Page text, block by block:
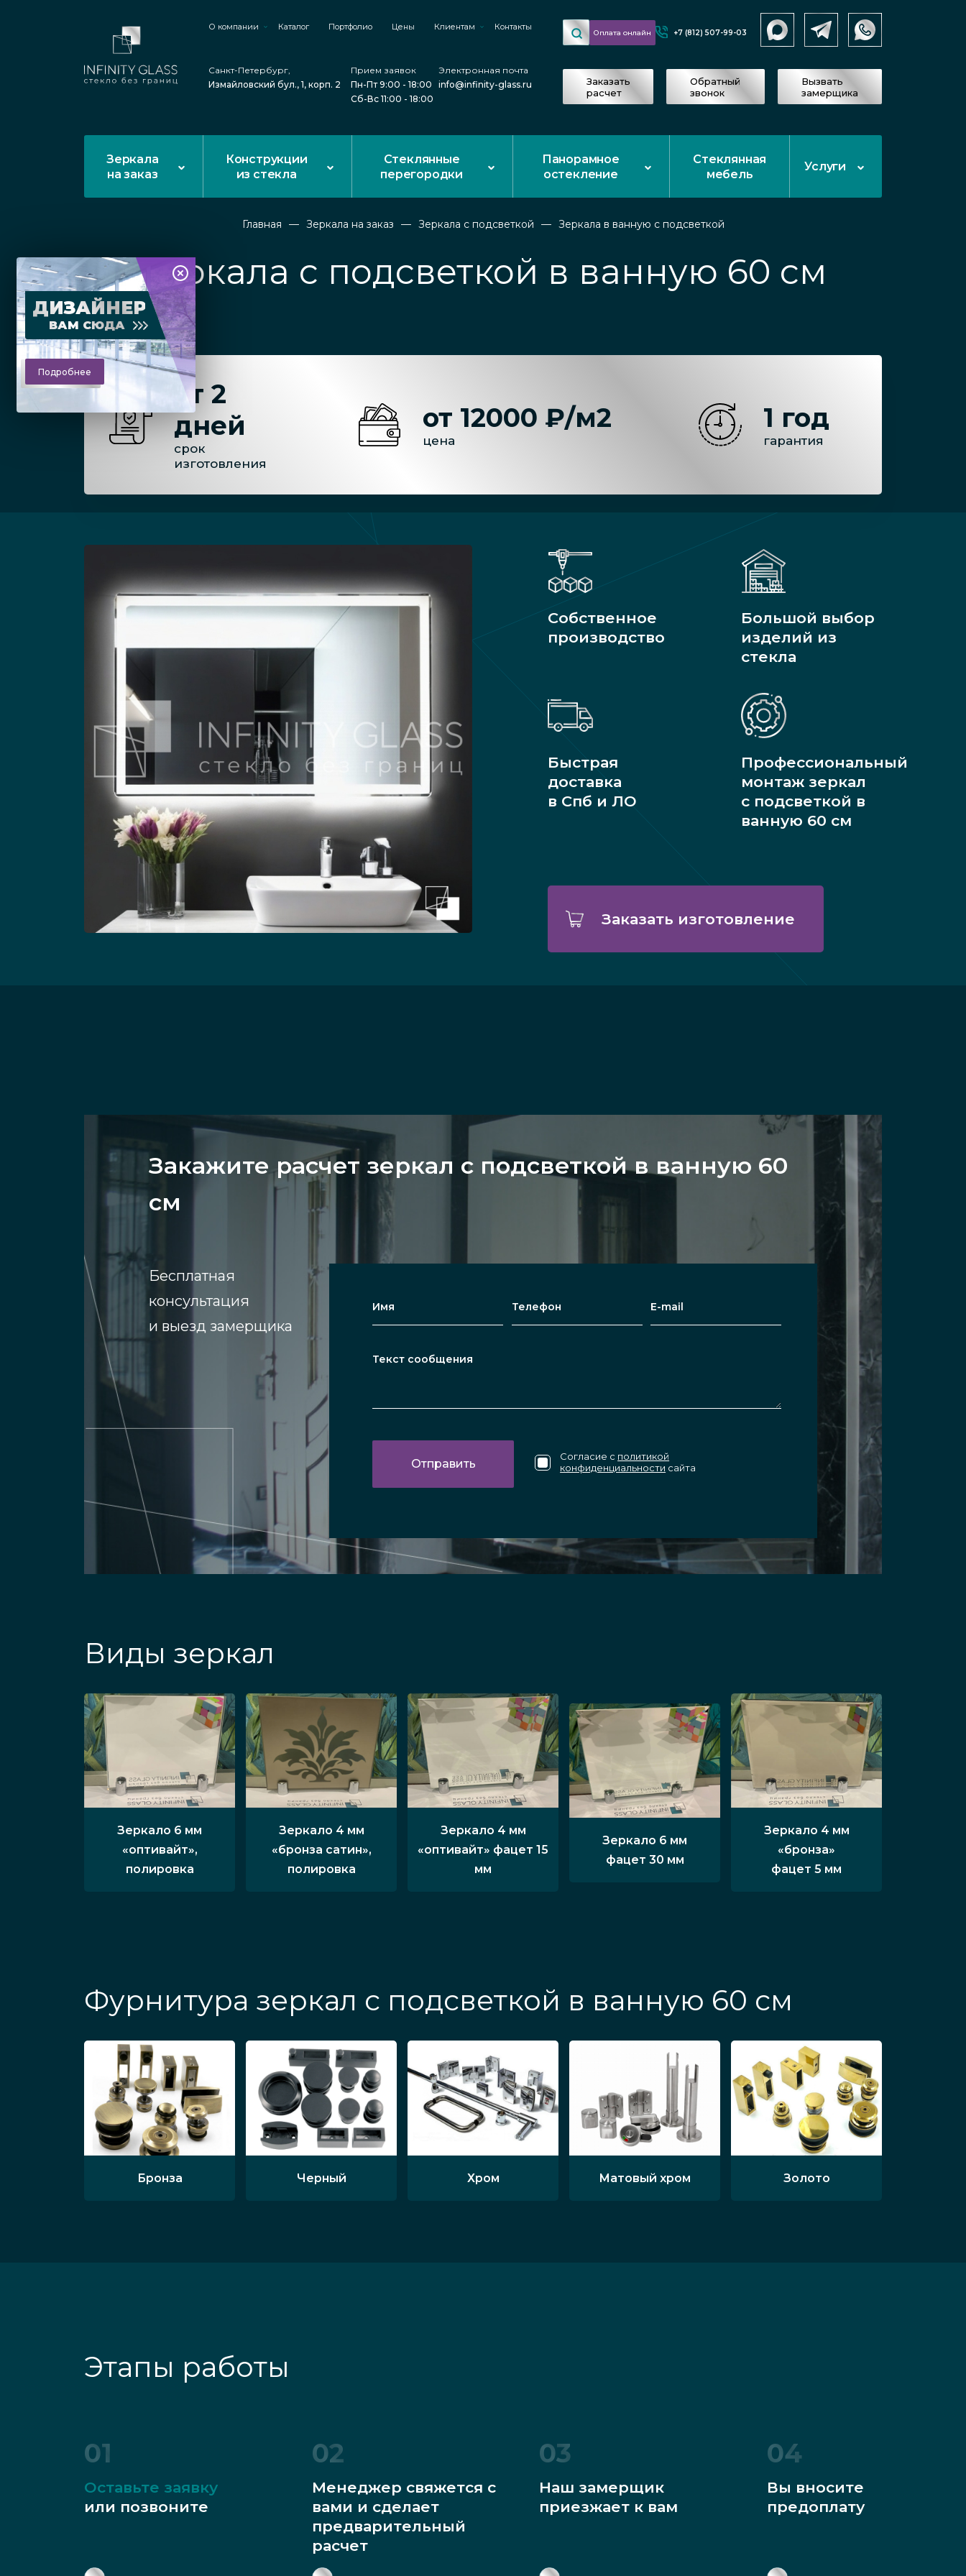
О компании Каталог Портфолио Цены Клиентам Контакты
Санкт-Петербург,
Измайловский бул., 1, корп. 2
Прием заявок
Пн-Пт 9:00 - 18:00
Сб-Вс 11:00 - 18:00
Электронная почта
info@infinity-glass.ru
Оплата онлайн +7 (812) 507-99-03
Заказать
расчет
Обратный
звонок
Вызвать
замерщика
Зеркала
на заказ
Конструкции
из стекла
Стеклянные
перегородки
Панорамное
остекление
Стеклянная
мебель
Услуги
Главная Зеркала на заказ Зеркала с подсветкой Зеркала в ванную с подсветкой
Зеркала с подсветкой в ванную 60 см
ДИЗАЙНЕР
ВАМ СЮДА
Подробнее
от 2
дней
срок
изготовления
от 12000 ₽/м2
цена
1 год
гарантия
Собственное
производство
Большой выбор
изделий из
стекла
Быстрая
доставка
в Спб и ЛО
Профессиональный
монтаж зеркал
с подсветкой в
ванную 60 см
Заказать изготовление
Закажите расчет зеркал с подсветкой в ванную 60
см
Бесплатная
консультация
и выезд замерщика
Согласие с политикой
конфиденциальности сайта
Виды зеркал
Зеркало 6 мм
«оптивайт»,
полировка
Зеркало 4 мм
«бронза сатин»,
полировка
Зеркало 4 мм
«оптивайт» фацет 15
мм
Зеркало 6 мм
фацет 30 мм
Зеркало 4 мм
«бронза»
фацет 5 мм
Фурнитура зеркал с подсветкой в ванную 60 см
Бронза Черный Хром Матовый хром Золото
Этапы работы
01
Оставьте заявку
или позвоните
02
Менеджер свяжется с
вами и сделает
предварительный
расчет
03
Наш замерщик
приезжает к вам
04
Вы вносите
предоплату